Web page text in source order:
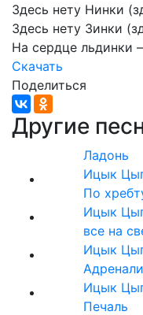
Здесь нету Нинки
Здесь нету Зинки
На сердце льдинки
Скачать
Поделиться
Другие
Ладонь
Ицык
По
Ицык
все на
Ицык
Ицык
Печаль